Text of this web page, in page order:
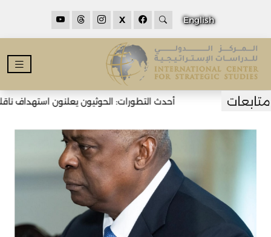
English
X
أحدث التطورات: الحوثيون يعلنون استهداف